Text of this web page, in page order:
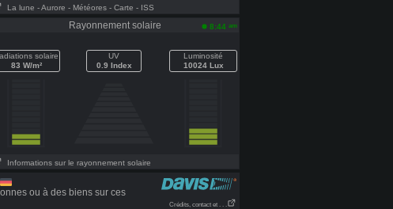
La lune - Aurore - Météores - Carte - ISS
Rayonnement solaire 8:44 am
solaire
83 W/m²
UV
0.9 Index
Luminosité
10024 Lux
Informations sur le rayonnement solaire
ou à des biens sur ces
Crédits, contact et . . .